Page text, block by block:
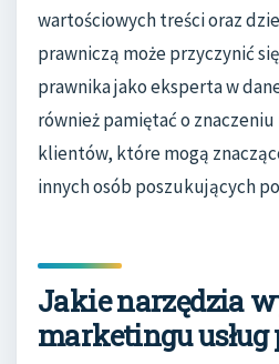
wartościowych treści oraz
prawniczą może przyczynić
prawnika jako eksperta w
również pamiętać o
klientów, które mogą
innych osób poszukujących
Jakie narzędzia
marketingu